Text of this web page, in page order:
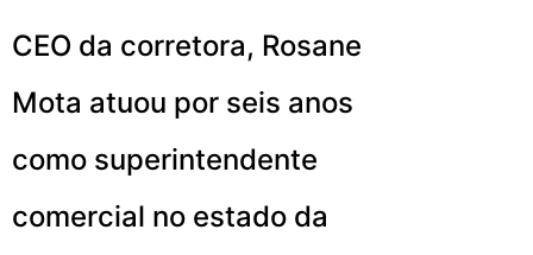
CEO da corretora, Rosane
Mota atuou por seis anos
como superintendente
comercial no estado da